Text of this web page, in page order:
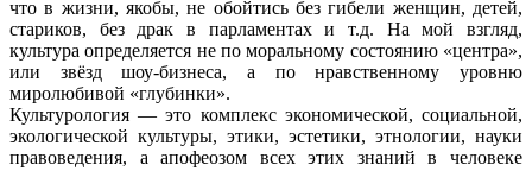
что в жизни, якобы, не обойтись без гибели женщин, детей,
стариков, без драк в парламентах и т.д. На мой взгляд,
культура определяется не по моральному состоянию «центра»,
или звёзд шоу-бизнеса, а по нравственному уровню
миролюбивой «глубинки».
Культурология — это комплекс экономической, социальной,
экологической культуры, этики, эстетики, этнологии, науки
правоведения, а апофеозом всех этих знаний в человеке